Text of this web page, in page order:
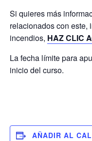
Si quieres más
relacionados con este,
incendios, HAZ CLIC
La fecha límite para
inicio del curso.
AÑADIR AL